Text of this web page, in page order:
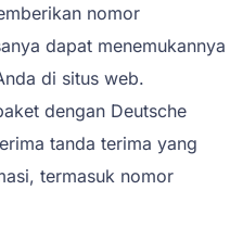
nomor
dapat menemukannya
di situs web.
dengan Deutsche
tanda terima yang
termasuk nomor